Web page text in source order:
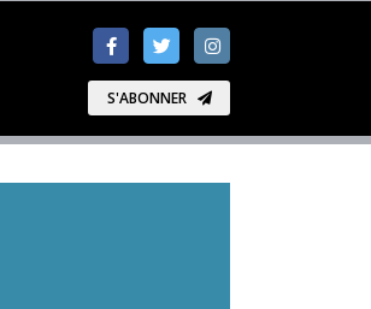
S'ABONNER